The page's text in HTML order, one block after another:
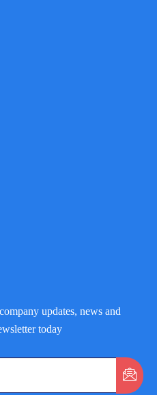
updates, news and
today